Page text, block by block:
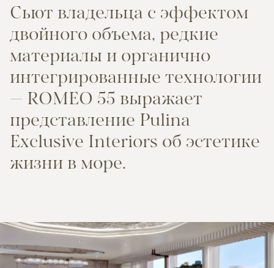
Сьют владельца с эффектом
двойного объема, редкие
материалы и органично
интегрированные технологии
— ROMEO 55 выражает
представление Pulina
Exclusive Interiors об эстетике
жизни в море.